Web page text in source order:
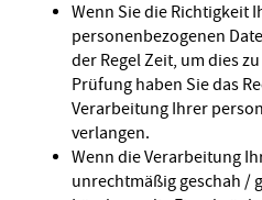
Wenn Sie die Richtigkeit
personenbezogenen
der Regel Zeit, um dies
Prüfung haben Sie das
Verarbeitung Ihrer
verlangen.
Wenn die Verarbeitung
unrechtmäßig geschah /